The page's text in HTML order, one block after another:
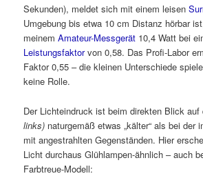
Sekunden), meldet sich mit einem leisen
Umgebung bis etwa 10 cm Distanz hörbar
meinemAmateur-Messgerät 10,4 Watt bei
Leistungsfaktorvon 0,58. Das Profi-Labor
Faktor 0,55 – die kleinen Unterschiede
keine Rolle.
Der Lichteindruck ist beim direkten Blick
links) naturgemäß etwas „kälter“ als bei der
mit angestrahlten Gegenständen. Hier
Licht durchaus Glühlampen-ähnlich – auch
Farbtreue-Modell: